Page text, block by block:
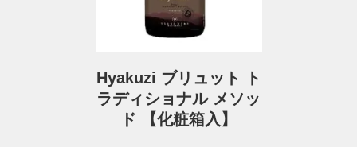
Hyakuzi ブリュット ト
ラディショナル メソッ
ド 【化粧箱入】